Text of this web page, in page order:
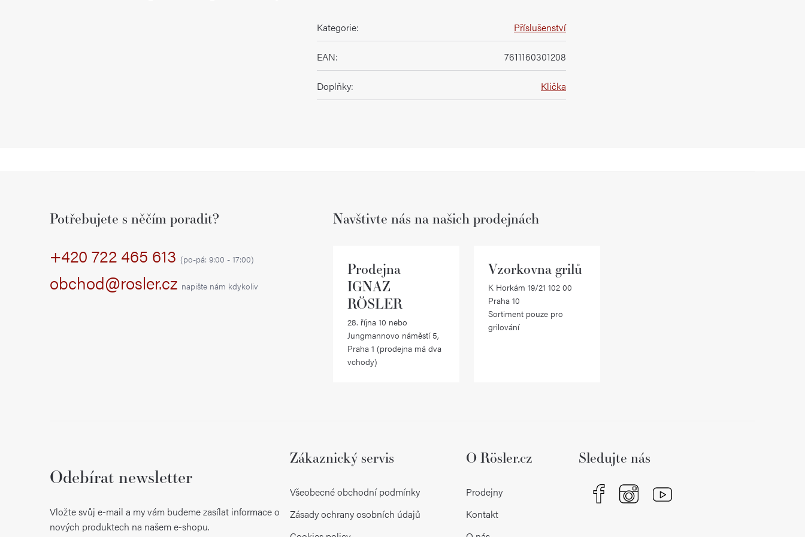
Kategorie: Příslušenství
EAN: 7611160301208
Doplňky: Klička
Potřebujete s něčím poradit?
+420 722 465 613 (po-pá: 9:00 - 17:00)
obchod@rosler.cz napište nám kdykoliv
Navštivte nás na našich prodejnách
Prodejna
IGNAZ
RÖSLER
28. října 10 nebo
Jungmannovo náměstí 5,
Praha 1 (prodejna má dva
vchody)
Vzorkovna grilů
K Horkám 19/21 102 00
Praha 10
Sortiment pouze pro
grilování
Odebírat newsletter
Vložte svůj e-mail a my vám budeme zasílat informace o
nových produktech na našem e-shopu.
Zákaznický servis
Všeobecné obchodní podmínky
Zásady ochrany osobních údajů
O Rösler.cz
Prodejny
Kontakt
Sledujte nás